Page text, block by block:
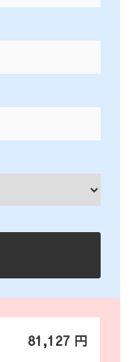
81,127 円